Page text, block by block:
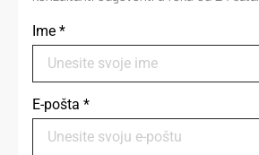
Ime *
E-pošta *